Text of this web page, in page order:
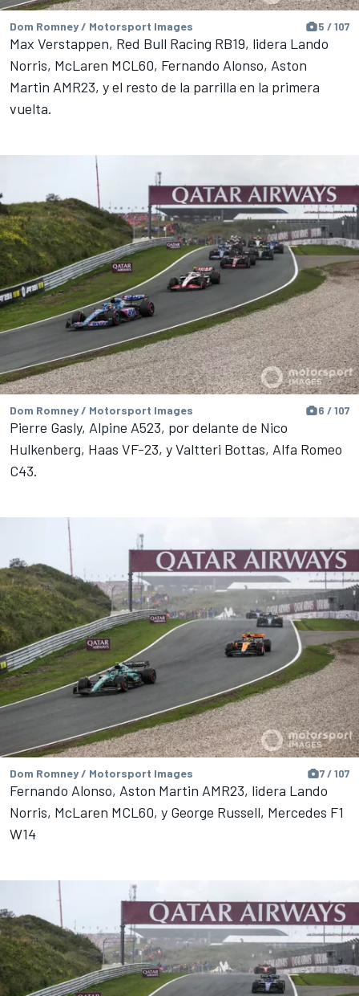
Dom Romney / Motorsport Images 5 / 107
Max Verstappen, Red Bull Racing RB19, lidera Lando
Norris, McLaren MCL60, Fernando Alonso, Aston
Martin AMR23, y el resto de la parrilla en la primera
vuelta.
Dom Romney / Motorsport Images 6 / 107
Pierre Gasly, Alpine A523, por delante de Nico
Hulkenberg, Haas VF-23, y Valtteri Bottas, Alfa Romeo
C43.
Dom Romney / Motorsport Images 7 / 107
Fernando Alonso, Aston Martin AMR23, lidera Lando
Norris, McLaren MCL60, y George Russell, Mercedes F1
W14